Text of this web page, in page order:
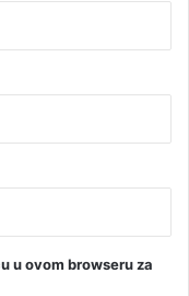
u ovom browseru za